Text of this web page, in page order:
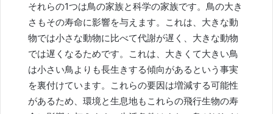
それらの1つは鳥の家族と科学の家族です。鳥の大き
さもその寿命に影響を与えます。これは、大きな動
物では小さな動物に比べて代謝が遅く、大きな動物
では遅くなるためです。これは、大きくて大きい鳥
は小さい鳥よりも長生きする傾向があるという事実
を裏付けています。これらの要因は増減する可能性
があるため、環境と生息地もこれらの飛行生物の寿